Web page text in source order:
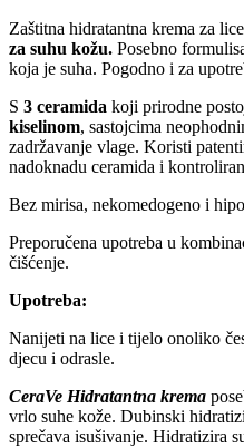
Zaštitna hidratantna krema za
za suhu kožu. Posebno
koja je suha. Pogodno i za
S 3 ceramida koji prirodne
kiselinom, sastojcima
zadržavanje vlage. Koristi
nadoknadu ceramida i
Bez mirisa, nekomedogeno i
Preporučena upotreba u
čišćenje.
Upotreba:
Nanijeti na lice i tijelo onoliko
djecu i odrasle.
CeraVe Hidratantna krema
vrlo suhe kože. Dubinski
sprečava isušivanje. Hidratizira